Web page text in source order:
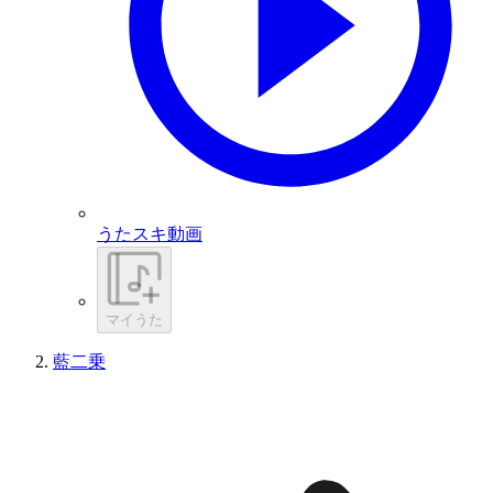
うたスキ動画
マイうた
藍二乗